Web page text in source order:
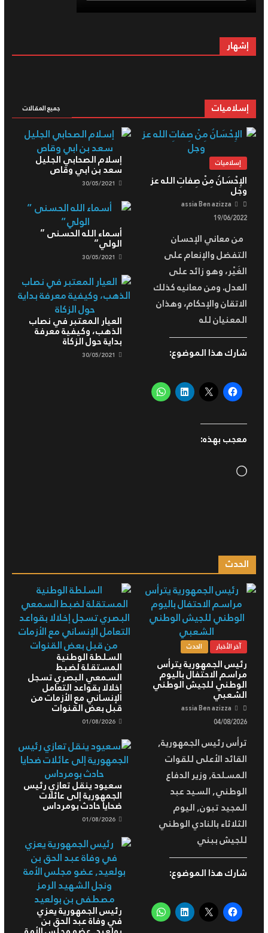
إشهار
إسلاميات جميع المقالات
إسلاميات
الإِحْسَانُ مِنْ صِفاتِ الله عز
وجل
assia Ben azizza
19/06/2022
من معاني الإحسان
التفضل والإنعام على
الغَيْر، وهو زائد على
العدل. ومن معانيه كذلك
الاتقان والإحكام، وهذان
المعنيان لله
شارك هذا الموضوع:
معجب بهذه:
Loading…
إسلام الصحابي الجليل
سعد بن ابي وقاص
30/05/2021
أسماء الله الحسنى ”
الولي”
30/05/2021
العيار المعتبر في نصاب
الذهب، وكيفية معرفة
بداية حول الزكاة
30/05/2021
الحدث
آخر الأخبار الحدث
رئيس الجمهورية يترأس
مراسم الاحتفال باليوم
الوطني للجيش الوطني
الشعبي
assia Ben azizza
04/08/2026
ترأس رئيس الجمهورية,
القائد الأعلى للقوات
المسلحة, وزير الدفاع
الوطني, السيد عبد
المجيد تبون, اليوم
الثلاثاء بالنادي الوطني
للجيش ببني
شارك هذا الموضوع:
السلطة الوطنية
المستقلة لضبط
السمعي البصري تسجل
إخلالا بقواعد التعامل
الإنساني مع الأزمات من
قبل بعض القنوات
01/08/2026
سعيود ينقل تعازي رئيس
الجمهورية إلى عائلات
ضحايا حادث بومرداس
01/08/2026
رئيس الجمهورية يعزي
في وفاة عبد الحق بن